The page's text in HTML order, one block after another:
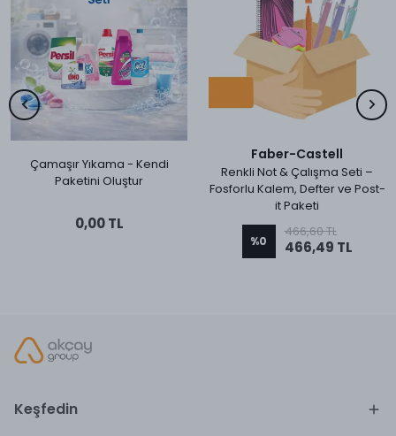
Çamaşır Yıkama - Kendi
Paketini Oluştur
0,00 TL
Faber-Castell
Renkli Not & Çalışma Seti –
Fosforlu Kalem, Defter ve Post-
it Paketi
%0
466,60 TL
466,49 TL
Keşfedin